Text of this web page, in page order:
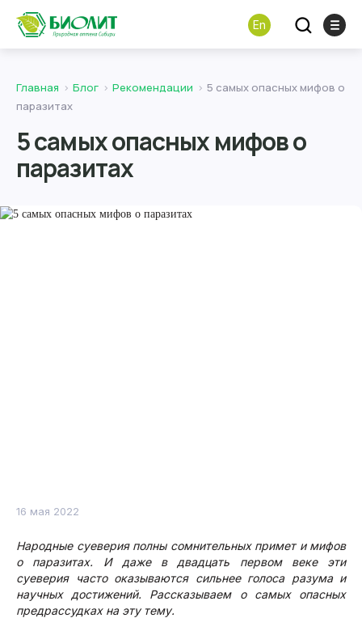
En
Главная Блог Рекомендации
5 самых опасных мифов о
паразитах
5 самых опасных мифов о
паразитах
16 мая 2022
Народные суеверия полны сомнительных примет и мифов
о паразитах. И даже в двадцать первом веке эти
суеверия часто оказываются сильнее голоса разума и
научных достижений. Рассказываем о самых опасных
предрассудках на эту тему.